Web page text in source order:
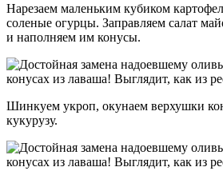
Нарезаем маленьким кубиком
соленые огурцы. Заправляем салат
и наполняем им конусы.
Шинкуем укроп, окунаем верхушки
кукурузу.